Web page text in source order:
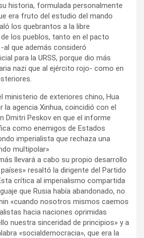
historia, formulada personalmente
era fruto del estudio del mando
los quebrantos a la libre
los pueblos, tanto en el pacto
que además consideró
para la URSS, porque dio más
nazi que al ejército rojo- como en
ministerio de exteriores chino, Hua
la agencia Xinhua, coincidió con el
Dmitri Peskov en que el informe
como enemigos de Estados
imperialista que rechaza una
multipolar»
llevará a cabo su propio desarrollo
resaltó la dirigente del Partido
crítica al imperialismo compartida
que Rusia había abandonado, no
«cuando nosotros mismos caemos
hacia naciones oprimidas
nuestra sinceridad de principios» y a
«socialdemocracia», que era la